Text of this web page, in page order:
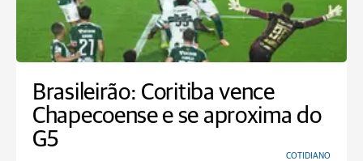
Brasileirão: Coritiba vence
Chapecoense e se aproxima do
G5
COTIDIANO